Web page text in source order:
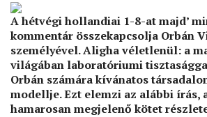
A hétvégi hollandiai 1-8-at majd’
kommentár összekapcsolja Orbán
személyével. Aligha véletlenül: a
világában laboratóriumi
Orbán számára kívánatos
modellje. Ezt elemzi az alábbi írás,
hamarosan megjelenő kötet